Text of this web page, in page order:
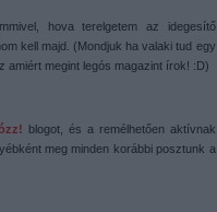
hova terelgetem az idegesítő
kell majd. (Mondjuk ha valaki tud egy
amiért megint legós magazint írok! :D)
blogot, és a remélhetően aktívnak
meg minden korábbi posztunk a